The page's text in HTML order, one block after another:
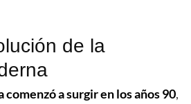
de la
comenzó a surgir en los años 90,